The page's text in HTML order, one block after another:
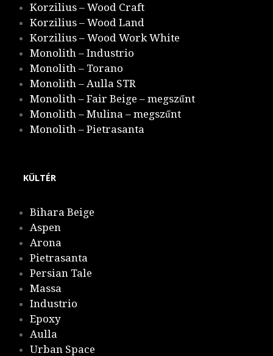
Korzilius – Wood Craft
Korzilius – Wood Land
Korzilius – Wood Work White
Monolith – Industrio
Monolith – Torano
Monolith – Aulla STR
Monolith – Fair Beige – megszűnt
Monolith – Mulina – megszűnt
Monolith – Pietrasanta
KÜLTÉR
Bihara Beige
Aspen
Arona
Pietrasanta
Persian Tale
Massa
Industrio
Epoxy
Aulla
Urban Space